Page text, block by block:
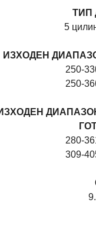
ТИП
5
ИЗХОДЕН
250-
250-
280-
309-